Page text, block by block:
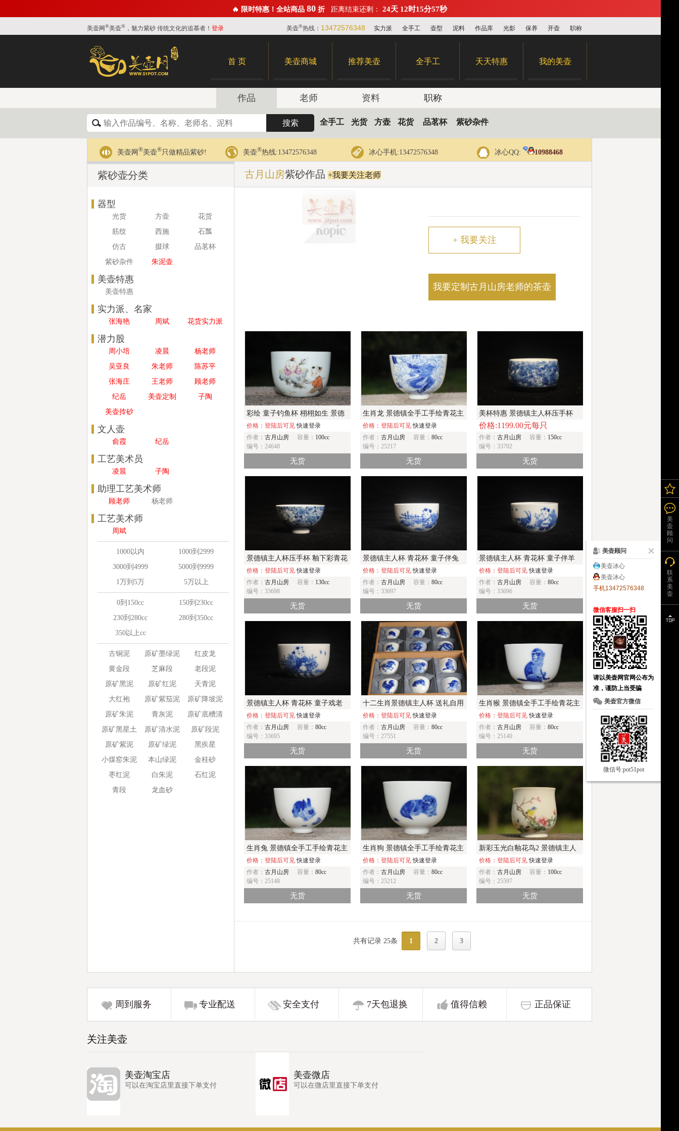
🔥 限时特惠！全站商品 80 折 距离结束还剩： 24天 12时15分56秒
美壶网®美壶® ，魅力紫砂 传统文化的追慕者！ 登录 职称
开壶
保养
光影
作品库
泥料
壶型
全手工
实力派
美壶®热线： 13472576348
首 页 美壶商城 推荐美壶 全手工 天天特惠 我的美壶
作品 老师 资料 职称
全手工 光货 方壶 花货 品茗杯 紫砂杂件
美壶网®美壶®只做精品紫砂! 美壶®热线:13472576348 冰心手机:13472576348 冰心QQ: 10988468
紫砂壶分类
器型
光货 方壶
花货
筋纹
西施
石瓢
仿古
掇球
品茗杯
紫砂杂件
朱泥壶
美壶特惠
美壶特惠
实力派、名家
张海艳 周斌 花货实力派
潜力股
周小培 凌晨
杨老师
吴亚良
朱老师
陈苏平
张海庄
王老师
顾老师
纪岳
美壶定制
子陶
美壶抟砂
文人壶
俞霞 纪岳
工艺美术员
凌晨 子陶
助理工艺美术师
顾老师 杨老师
工艺美术师
周斌
1000以内
1000到2999
3000到4999
5000到9999
1万到5万
5万以上
0到150cc
150到230cc
230到280cc
280到350cc
350以上cc
古铜泥 原矿墨绿泥
红皮龙
黄金段
芝麻段
老段泥
原矿黑泥
原矿红泥
天青泥
大红袍
原矿紫茄泥
原矿降坡泥
原矿朱泥
青灰泥
原矿底槽清
原矿黑星土
原矿清水泥
原矿段泥
原矿紫泥
原矿绿泥
黑疾星
小煤窑朱泥
本山绿泥
金桂砂
枣红泥
白朱泥
石红泥
青段
龙血砂
古月山房紫砂作品 +我要关注老师
+我要关注
我要定制古月山房老师的茶壶
彩绘 童子钓鱼杯 栩栩如生 景德
镇主人杯
价格：登陆后可见快速登录
作者： 古月山房 容量： 100cc
编号：24648
无货
生肖龙 景德镇全手工手绘青花主
人杯
价格：登陆后可见快速登录
作者： 古月山房 容量： 80cc
编号：25217
无货
美杯特惠 景德镇主人杯压手杯
釉下彩青花杯 九龙杯 超漂亮
价格:1199.00元每只
作者： 古月山房 容量： 150cc
编号：33702
无货
景德镇主人杯压手杯 釉下彩青花
杯 万花杯 超漂亮
价格：登陆后可见快速登录
作者： 古月山房 容量： 130cc
编号：33698
无货
景德镇主人杯 青花杯 童子伴兔
图 童趣满满
价格：登陆后可见快速登录
作者： 古月山房 容量： 80cc
编号：33697
无货
景德镇主人杯 青花杯 童子伴羊
价格：登陆后可见快速登录
作者： 古月山房 容量： 80cc
编号：33696
无货
景德镇主人杯 青花杯 童子戏老
虎
价格：登陆后可见快速登录
作者： 古月山房 容量： 80cc
编号：33695
无货
十二生肖景德镇主人杯 送礼自用
两相宜
价格：登陆后可见快速登录
作者： 古月山房 容量： 80cc
编号：27551
无货
生肖猴 景德镇全手工手绘青花主
人杯
价格：登陆后可见快速登录
作者： 古月山房 容量： 80cc
编号：25140
无货
生肖兔 景德镇全手工手绘青花主
人杯
价格：登陆后可见快速登录
作者： 古月山房 容量： 80cc
编号：25148
无货
生肖狗 景德镇全手工手绘青花主
人杯
价格：登陆后可见快速登录
作者： 古月山房 容量： 80cc
编号：25212
无货
新彩玉光白釉花鸟2 景德镇主人
杯
价格：登陆后可见快速登录
作者： 古月山房 容量： 100cc
编号：25597
无货
共有记录 25条 1 2 3
周到服务 专业配送 安全支付 7天包退换 值得信赖 正品保证
关注美壶
美壶淘宝店
可以在淘宝店里直接下单支付
美壶微店
可以在微店里直接下单支付
美
壶
顾
问
联
系
美
壶
美壶顾问
美壶冰心
美壶冰心
手机13472576348
微信客服扫一扫
请以美壶网官网公布为
准，谨防上当受骗
美壶官方微信
微信号:pot51pot